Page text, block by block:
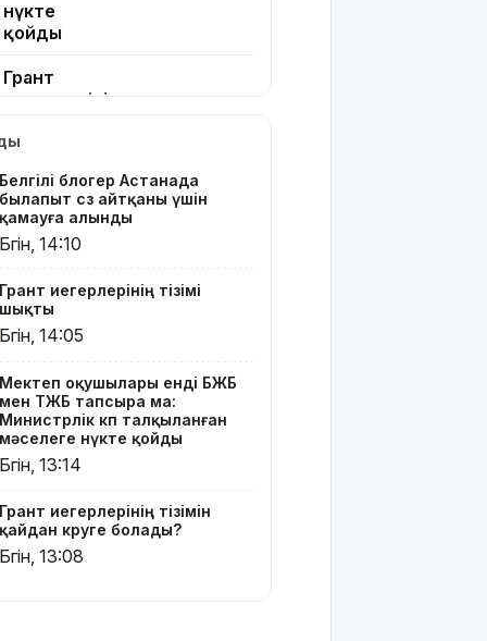
нүкте
қойды
Грант
иегерлерінің
қайдан
болады?
Қазақстанда
қияр,
қырыққабат
бағасы
арзандады
Ерекше
тренд:
жастар
алкоголь
сатып
көшеде
төгіп
жатыр
Белгілі блогер Астанада
былапыт сөз айтқаны үшін
қамауға алынды
Бүгін, 14:10
Грант иегерлерінің тізімі
шықты
Бүгін, 14:05
Мектеп оқушылары енді БЖБ
мен ТЖБ тапсыра ма:
Министрлік көп талқыланған
мәселеге нүкте қойды
Бүгін, 13:14
Грант иегерлерінің тізімін
қайдан көруге болады?
Бүгін, 13:08